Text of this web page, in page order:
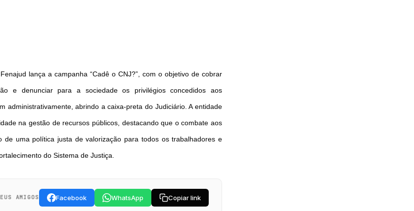
lança a campanha “Cadê o CNJ?”, com o objetivo de cobrar
e denunciar para a sociedade os privilégios concedidos aos
administrativamente, abrindo a caixa-preta do Judiciário. A entidade
na gestão de recursos públicos, destacando que o combate aos
de uma política justa de valorização para todos os trabalhadores e
do Sistema de Justiça.
AMIGOS Facebook WhatsApp Copiar link